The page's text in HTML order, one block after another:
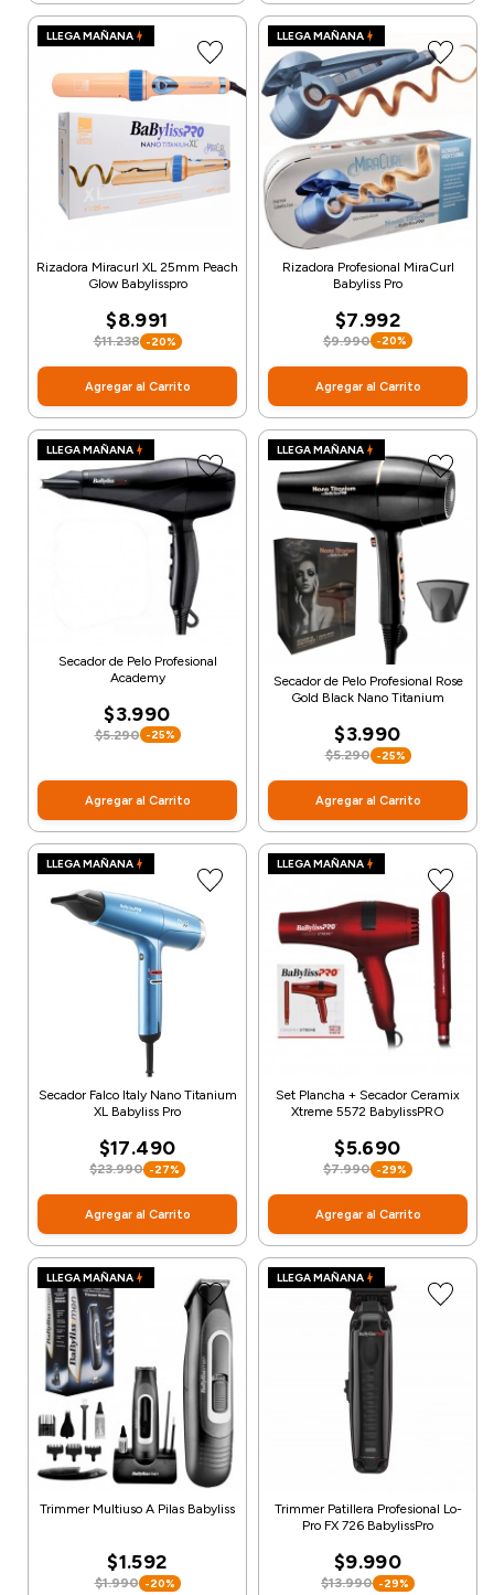
LLEGA MAÑANA
Rizadora Miracurl XL 25mm Peach
Glow Babylisspro
$8.991
$11.238 -20%
Agregar al Carrito
LLEGA MAÑANA
Rizadora Profesional MiraCurl
Babyliss Pro
$7.992
$9.990 -20%
Agregar al Carrito
LLEGA MAÑANA
Secador de Pelo Profesional
Academy
$3.990
$5.290 -25%
Agregar al Carrito
LLEGA MAÑANA
Secador de Pelo Profesional Rose
Gold Black Nano Titanium
$3.990
$5.290 -25%
Agregar al Carrito
LLEGA MAÑANA
Secador Falco Italy Nano Titanium
XL Babyliss Pro
$17.490
$23.990 -27%
Agregar al Carrito
LLEGA MAÑANA
Set Plancha + Secador Ceramix
Xtreme 5572 BabylissPRO
$5.690
$7.990 -29%
Agregar al Carrito
LLEGA MAÑANA
Trimmer Multiuso A Pilas Babyliss
$1.592
$1.990 -20%
LLEGA MAÑANA
Trimmer Patillera Profesional Lo-
Pro FX 726 BabylissPro
$9.990
$13.990 -29%